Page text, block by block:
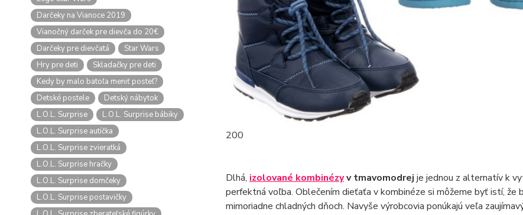
Darčeky na Vianoce 2019
Vianočný darček pre dievča do 20€
Darčeky pre dievčatá
Star Wars
Hry pre deti
Skladačky pre deti
Kedy by malo batoľa meniť posteľ?
Detské postele
Detský nábytok
L.O.L. Surprise
L.O.L. Surprise bábiky
L.O.L. Surprise autíčka
L.O.L. Surprise zvieratká
L.O.L. Surprise hračky
L.O.L. Surprise domčeky
L.O.L. Surprise postavičky
200
Dlhá, izolované kombinézyv tmavomodrej je jednou z alternatív k
perfektná voľba. Oblečením dieťaťa v kombinéze si môžeme byť istí,
mimoriadne chladných dňoch. Navyše výrobcovia ponúkajú veľa